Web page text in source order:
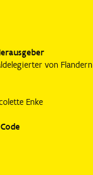
von Flandern
Enke